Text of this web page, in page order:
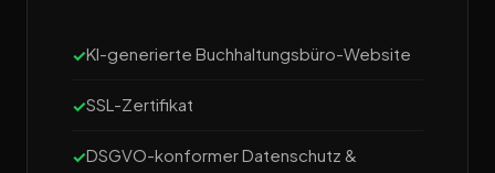
KI-generierte Buchhaltungsbüro-Website
SSL-Zertifikat
DSGVO-konformer Datenschutz &